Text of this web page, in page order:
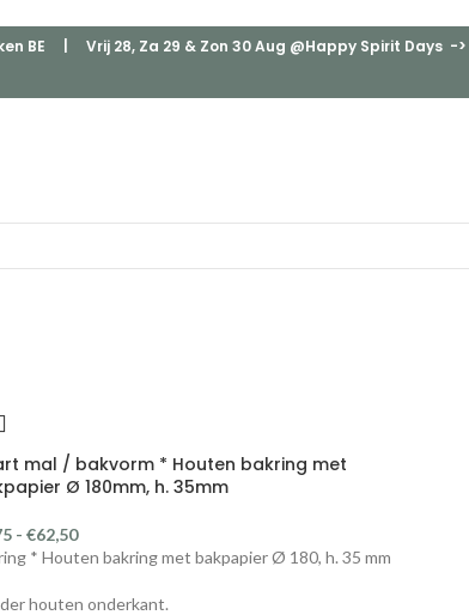
BE | Vrij 28, Za 29 & Zon 30 Aug @Happy Spirit Days -
mal / bakvorm * Houten bakring met
Ø 180mm, h. 35mm
- €62,50
* Houten bakring met bakpapier Ø 180, h. 35 mm
houten onderkant.